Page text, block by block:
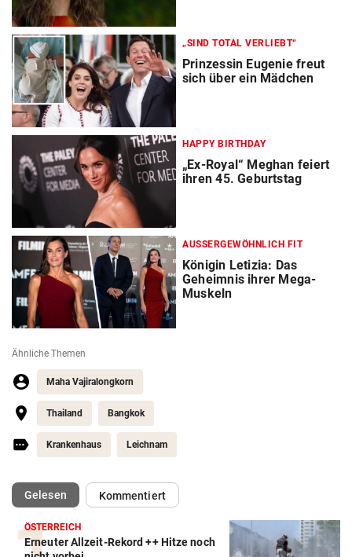
„SIND TOTAL VERLIEBT“
Prinzessin Eugenie freut
sich über ein Mädchen
HAPPY BIRTHDAY
„Ex-Royal“ Meghan feiert
ihren 45. Geburtstag
AUSSERGEWÖHNLICH FIT
Königin Letizia: Das
Geheimnis ihrer Mega-
Muskeln
Ähnliche Themen
Maha Vajiralongkorn
Thailand Bangkok
Krankenhaus Leichnam
Gelesen(ausgewählt)Kommentiert
ÖSTERREICH
Erneuter Allzeit-Rekord ++ Hitze noch